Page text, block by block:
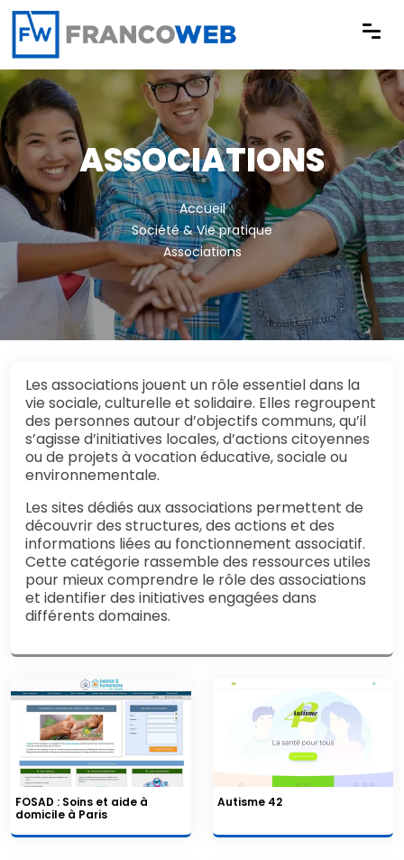
Panneau de gestion des cookies
ASSOCIATIONS
Accueil
Société & Vie pratique
Associations
Les associations jouent un rôle essentiel dans la
vie sociale, culturelle et solidaire. Elles regroupent
des personnes autour d’objectifs communs, qu’il
s’agisse d’initiatives locales, d’actions citoyennes
ou de projets à vocation éducative, sociale ou
environnementale.
Les sites dédiés aux associations permettent de
découvrir des structures, des actions et des
informations liées au fonctionnement associatif.
Cette catégorie rassemble des ressources utiles
pour mieux comprendre le rôle des associations
et identifier des initiatives engagées dans
différents domaines.
FOSAD : Soins et aide à
domicile à Paris
Autisme 42